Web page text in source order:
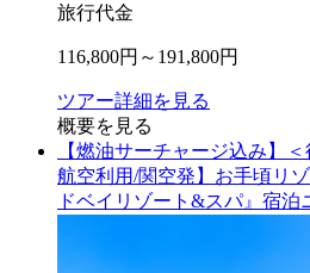
旅行代金
116,800円～ 191,800円
ツアー詳細を見る
概要を見る
【燃油サーチャージ込み】
航空利用/関空発】お手頃リ
ドベイリゾート&スパ』宿泊